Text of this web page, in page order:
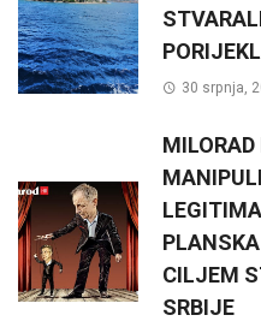
30 srpnja,
CILJEM
SRBIJE